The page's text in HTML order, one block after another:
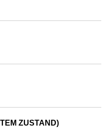
ZUSTAND)